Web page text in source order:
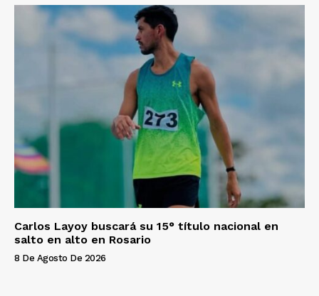
Carlos Layoy buscará su 15° título nacional en
salto en alto en Rosario
8 De Agosto De 2026